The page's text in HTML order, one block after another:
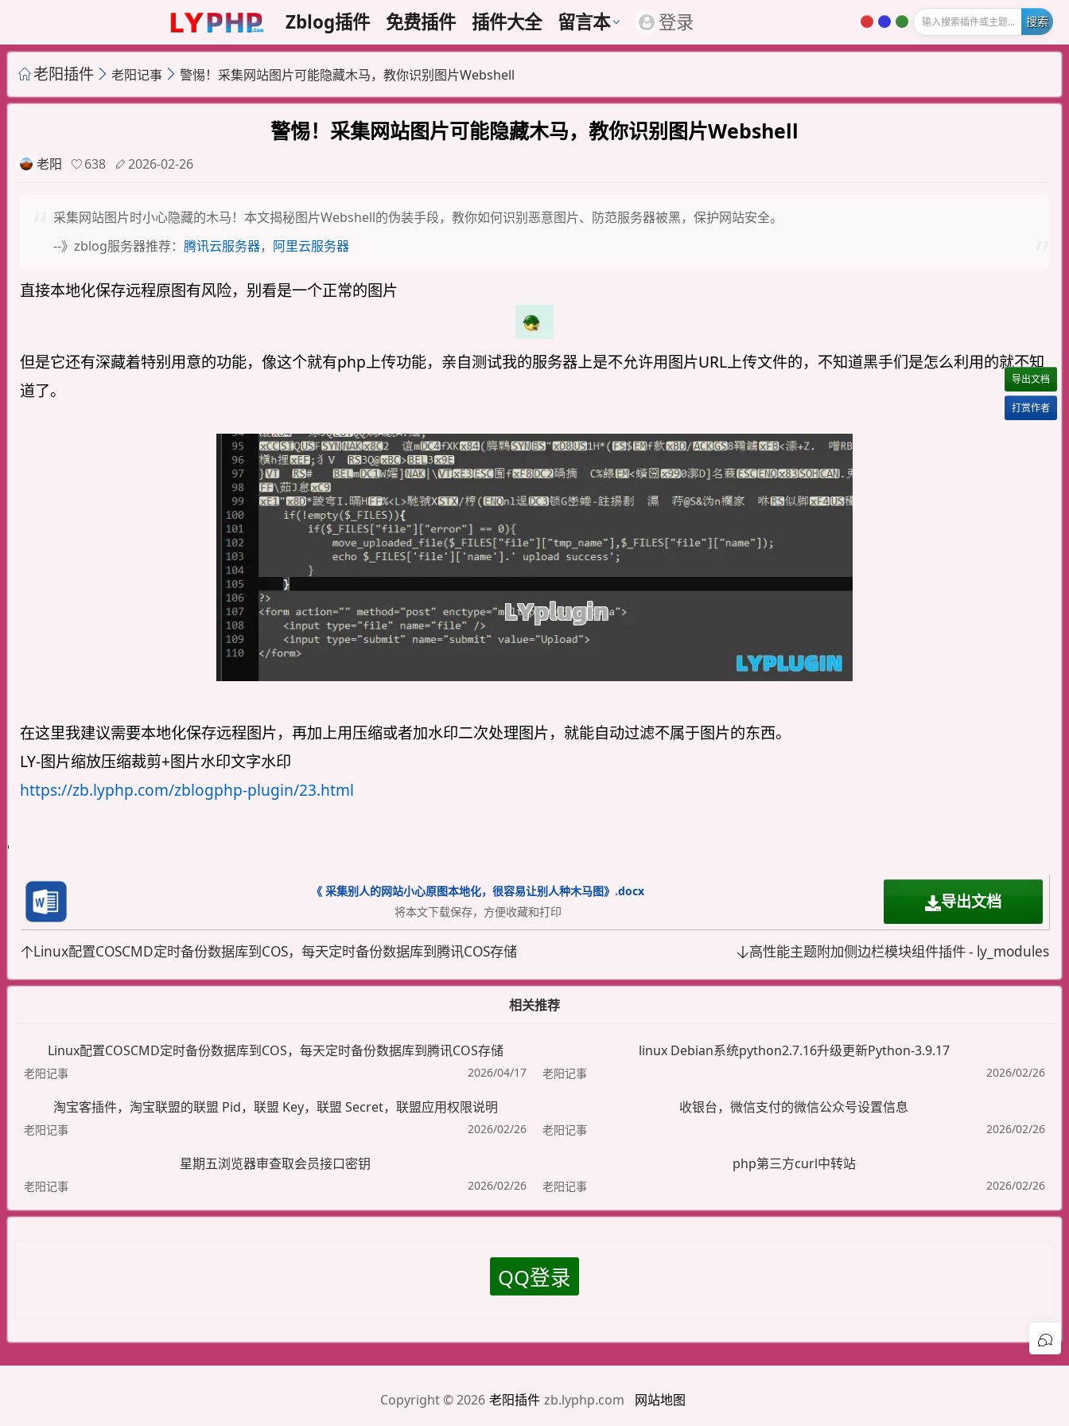
Zblog插件 免费插件 插件大全 留言本 登录 老阳插件站内搜索插件或主题...
老阳插件 老阳记事 警惕！采集网站图片可能隐藏木马，教你识别图片Webshell
警惕！采集网站图片可能隐藏木马，教你识别图片Webshell
老阳 638 2026-02-26
采集网站图片时小心隐藏的木马！本文揭秘图片Webshell的伪装手段，教你如何识别恶意图片、防范服务器被黑，保护网站安全。
--》zblog服务器推荐： 腾讯云服务器， 阿里云服务器
直接本地化保存远程原图有风险，别看是一个正常的图片
但是它还有深藏着特别用意的功能，像这个就有php上传功能，亲自测试我的服务器上是不允许用图片URL上传文件的，不知道黑手们是怎么利用的就不知
道了。
在这里我建议需要本地化保存远程图片，再加上用压缩或者加水印二次处理图片，就能自动过滤不属于图片的东西。
LY-图片缩放压缩裁剪+图片水印文字水印
https://zb.lyphp.com/zblogphp-plugin/23.html
导出文档
打赏作者
《 采集别人的网站小心原图本地化，很容易让别人种木马图》.docx
将本文下载保存，方便收藏和打印
导出文档
Linux配置COSCMD定时备份数据库到COS，每天定时备份数据库到腾讯COS存储 高性能主题附加侧边栏模块组件插件 - ly_modules
相关推荐
Linux配置COSCMD定时备份数据库到COS，每天定时备份数据库到腾讯COS存储
老阳记事 2026/04/17
linux Debian系统python2.7.16升级更新Python-3.9.17
老阳记事 2026/02/26
淘宝客插件，淘宝联盟的联盟 Pid，联盟 Key，联盟 Secret，联盟应用权限说明
老阳记事 2026/02/26
收银台，微信支付的微信公众号设置信息
老阳记事 2026/02/26
星期五浏览器审查取会员接口密钥
老阳记事 2026/02/26
php第三方curl中转站
老阳记事 2026/02/26
QQ登录
Copyright © 2026 老阳插件 zb.lyphp.com 网站地图